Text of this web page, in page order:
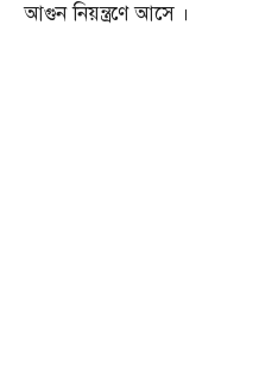
আগুন নিয়ন্ত্রণে আসে ।